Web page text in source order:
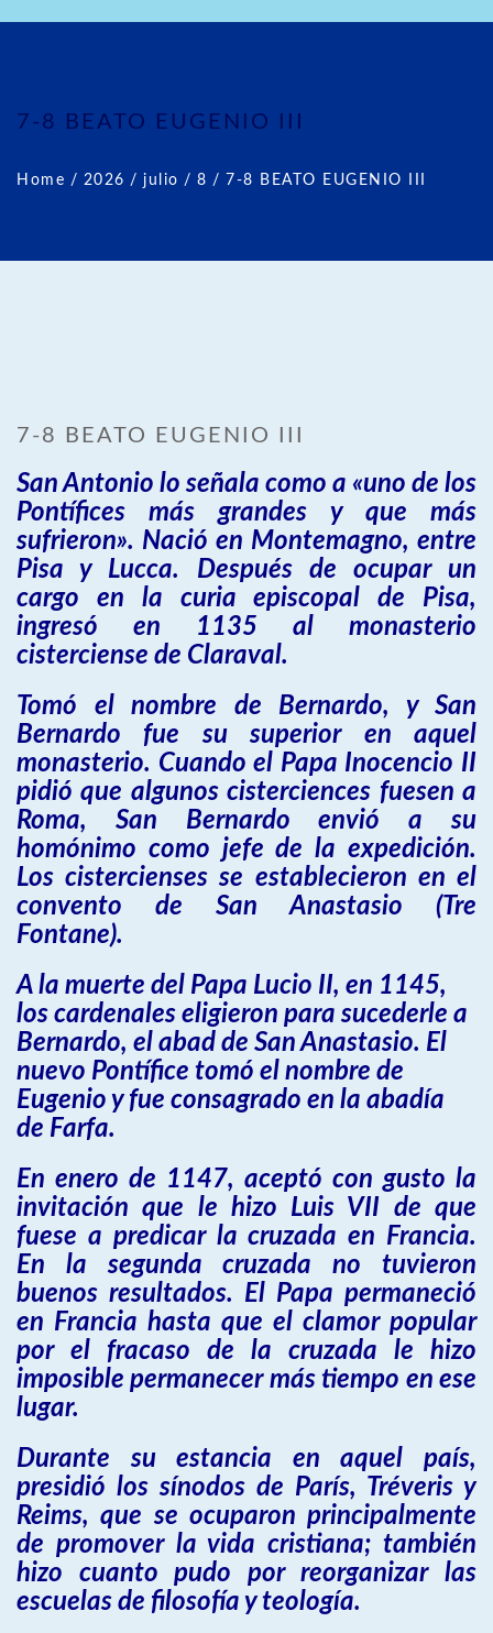
7-8 BEATO EUGENIO III
Home / 2026 / julio / 8 / 7-8 BEATO EUGENIO III
7-8 BEATO EUGENIO III
San Antonio lo señala como a «uno de los
Pontífices más grandes y que más
sufrieron». Nació en Montemagno, entre
Pisa y Lucca. Después de ocupar un
cargo en la curia episcopal de Pisa,
ingresó en 1135 al monasterio
cisterciense de Claraval.
Tomó el nombre de Bernardo, y San
Bernardo fue su superior en aquel
monasterio. Cuando el Papa Inocencio II
pidió que algunos cisterciences fuesen a
Roma, San Bernardo envió a su
homónimo como jefe de la expedición.
Los cistercienses se establecieron en el
convento de San Anastasio (Tre
Fontane).
A la muerte del Papa Lucio II, en 1145,
los cardenales eligieron para sucederle a
Bernardo, el abad de San Anastasio. El
nuevo Pontífice tomó el nombre de
Eugenio y fue consagrado en la abadía
de Farfa.
En enero de 1147, aceptó con gusto la
invitación que le hizo Luis VII de que
fuese a predicar la cruzada en Francia.
En la segunda cruzada no tuvieron
buenos resultados. El Papa permaneció
en Francia hasta que el clamor popular
por el fracaso de la cruzada le hizo
imposible permanecer más tiempo en ese
lugar.
Durante su estancia en aquel país,
presidió los sínodos de París, Tréveris y
Reims, que se ocuparon principalmente
de promover la vida cristiana; también
hizo cuanto pudo por reorganizar las
escuelas de filosofía y teología.